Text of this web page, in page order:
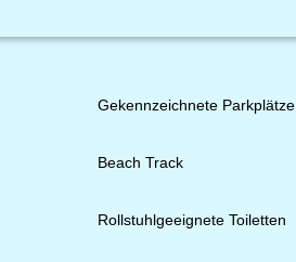
Gekennzeichnete Parkplätze
Beach Track
Rollstuhlgeeignete Toiletten